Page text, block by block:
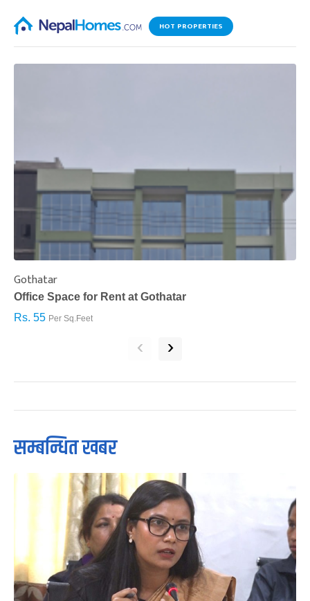
HOT PROPERTIES
Gothatar
Office Space for Rent at Gothatar
Rs. 55 Per Sq.Feet
‹ ›
सम्बन्धित खबर